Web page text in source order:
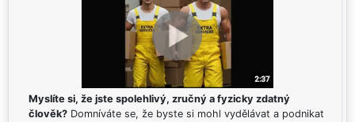
Myslíte si, že jste spolehlivý, zručný a fyzicky zdatný
člověk? Domníváte se, že byste si mohl vydělávat a podnikat